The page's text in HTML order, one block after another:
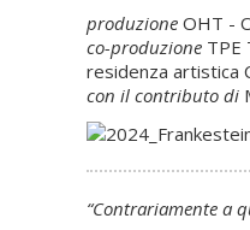
produzione OHT -
co-produzione TPE
residenza artistica
con il contributo di
“Contrariamente a